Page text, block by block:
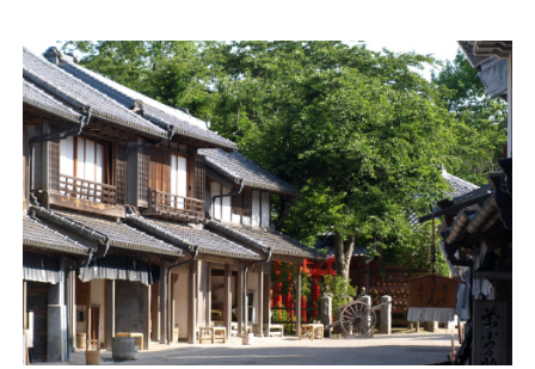
運営会社
ファミリーオフィスとは
関連書籍
メールマガジン登録
よくある質問